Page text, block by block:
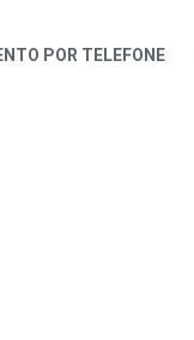
POR TELEFONE